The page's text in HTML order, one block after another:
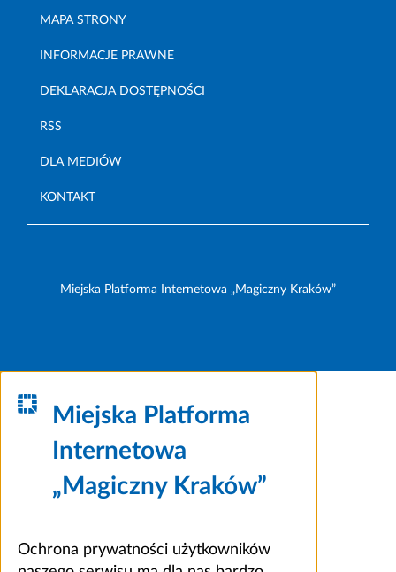
MAPA STRONY
INFORMACJE PRAWNE
DEKLARACJA DOSTĘPNOŚCI
RSS
DLA MEDIÓW
KONTAKT
Miejska Platforma Internetowa „Magiczny Kraków”
Miejska Platforma
Internetowa
„Magiczny Kraków”
Ochrona prywatności użytkowników